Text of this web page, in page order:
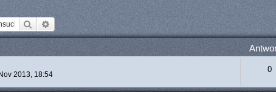
Suche Erweiterte Suche
2013, 18:54
0